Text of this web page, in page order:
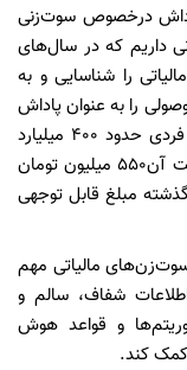
درخصوص سوت‌زنی
داریم که در سال‌های
را شناسایی و به
را به عنوان پاداش
دریافت خواهد کرد. به طور مثال دو سال قبل فردی حدود ۴۰۰ میلیارد
تومان فرار مالیاتی را در کرج شناسایی کرد و بابت آن۵۵۰ میلیون تومان
مبلغ قابل توجهی
مالیاتی مهم
شفاف، سالم و
و قواعد هوش
کمک کند.